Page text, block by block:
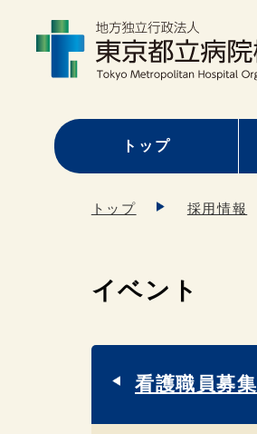
トップ
トップ 採用情報
イベント
看護職員募集